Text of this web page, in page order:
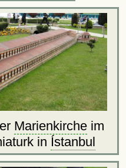
Marienkircheim
in Ístanbul